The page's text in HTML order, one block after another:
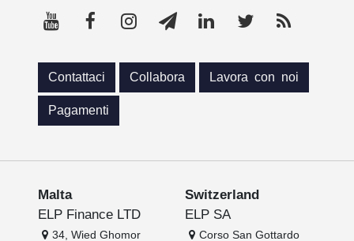
Contattaci Collabora Lavora con noi
Pagamenti
Malta
ELP Finance LTD
34, Wied Ghomor
Switzerland
ELP SA
Corso San Gottardo